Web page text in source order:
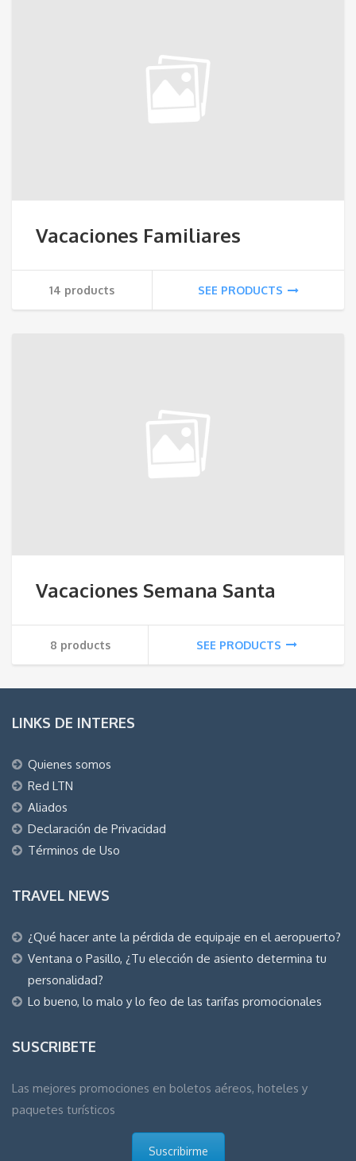
Vacaciones Familiares
14 products SEE PRODUCTS
Vacaciones Semana Santa
8 products SEE PRODUCTS
LINKS DE INTERES
Quienes somos
Red LTN
Aliados
Declaración de Privacidad
Términos de Uso
TRAVEL NEWS
¿Qué hacer ante la pérdida de equipaje en el aeropuerto?
Ventana o Pasillo, ¿Tu elección de asiento determina tu
personalidad?
Lo bueno, lo malo y lo feo de las tarifas promocionales
SUSCRIBETE
Las mejores promociones en boletos aéreos, hoteles y
paquetes turísticos
Suscribirme